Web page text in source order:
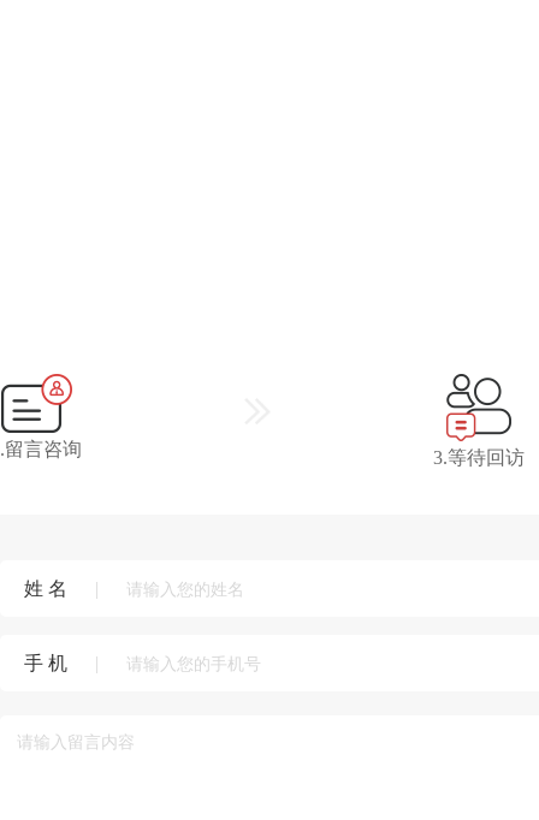
留言咨询 3.等待回访
姓 名 |
手 机 |